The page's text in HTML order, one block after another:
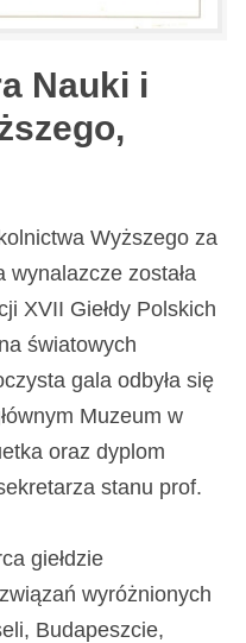
Nauki i
Wyższego za
została
XVII Giełdy Polskich
światowych
gala odbyła się
Muzeum w
oraz dyplom
stanu prof.
giełdzie
wyróżnionych
Budapeszcie,